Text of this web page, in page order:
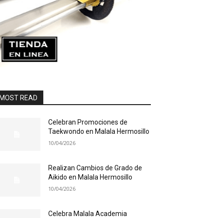
READ
Celebran Promociones de
Taekwondo en Malala Hermosillo
10/04/2026
Realizan Cambios de Grado de
Aikido en Malala Hermosillo
10/04/2026
Celebra Malala Academia